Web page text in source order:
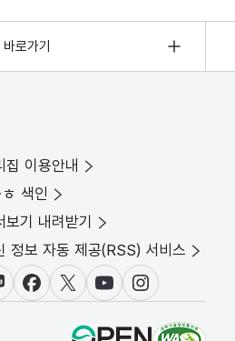
로가기
집 이용안내
색인
보기 내려받기
정보 자동 제공(RSS) 서비스
그페이스북X(트위터)
유튜브인스타그램